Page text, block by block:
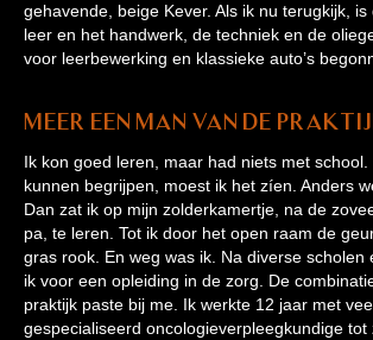
gehavende, beige Kever. Als ik nu terugkijk,
leer en het handwerk, de techniek en de
voor leerbewerking en klassieke auto’s
Meer een man van de
Ik kon goed leren, maar had niets met school.
kunnen begrijpen, moest ik het zíen. Anders
Dan zat ik op mijn zolderkamertje, na de
pa, te leren. Tot ik door het open raam de
gras rook. En weg was ik. Na diverse scholen
ik voor een opleiding in de zorg. De
praktijk paste bij me. Ik werkte 12 jaar met
gespecialiseerd oncologieverpleegkundige tot